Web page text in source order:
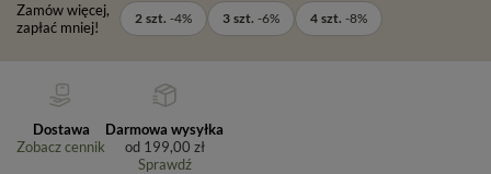
Zamów więcej,
zapłać mniej!
2 szt. -4% 3 szt. -6% 4 szt. -8%
Dostawa
Zobacz cennik
Darmowa wysyłka
od 199,00 zł
Sprawdź